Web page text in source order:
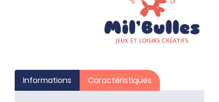
Informations Caractéristiques